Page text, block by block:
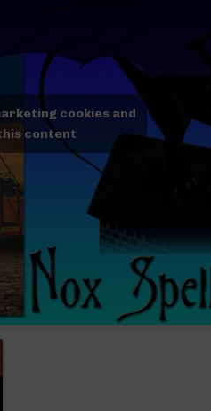
cookies and
content